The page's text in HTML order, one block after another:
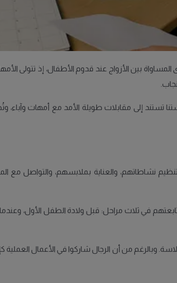
بين الأزواج عند قدوم الأطفال، إذ تتولى
تستند إلى مقابلات طويلة الأمد مع أمهات
نشاطاتهم، والعناية بملابسهم، والتواصل مع
وبالرغم من أن الرجال شاركوا في الأعمال العملية